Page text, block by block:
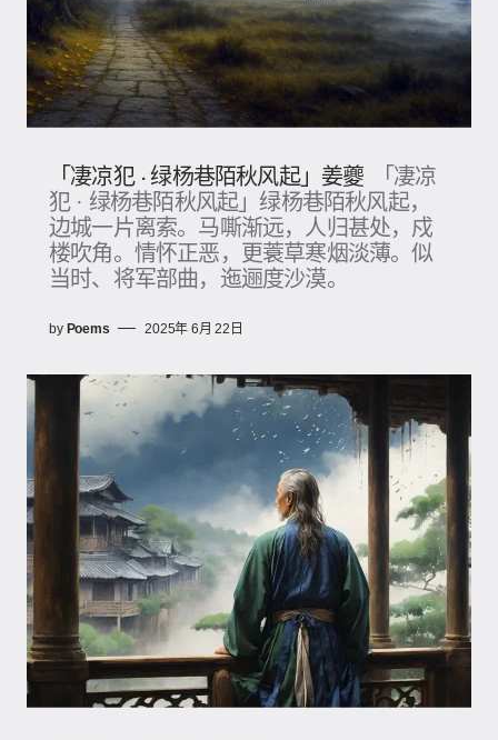
「凄凉犯 · 绿杨巷陌秋风起」姜夔
「凄凉
犯 · 绿杨巷陌秋风起」绿杨巷陌秋风起，
边城一片离索。马嘶渐远，人归甚处，戍
楼吹角。情怀正恶，更蓑草寒烟淡薄。似
当时、将军部曲，迤逦度沙漠。
by Poems 2025年 6月 22日